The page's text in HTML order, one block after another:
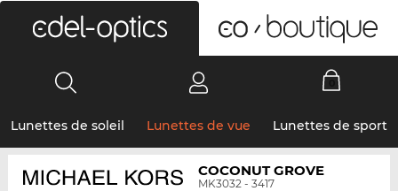
Lunettes de soleil Lunettes de vue Lunettes de sport
COCONUT GROVE
MK3032 - 3417